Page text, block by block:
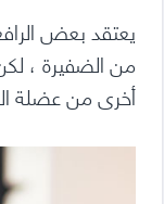
يعتقد بعض
من الضفيرة ،
أخرى من عضلة